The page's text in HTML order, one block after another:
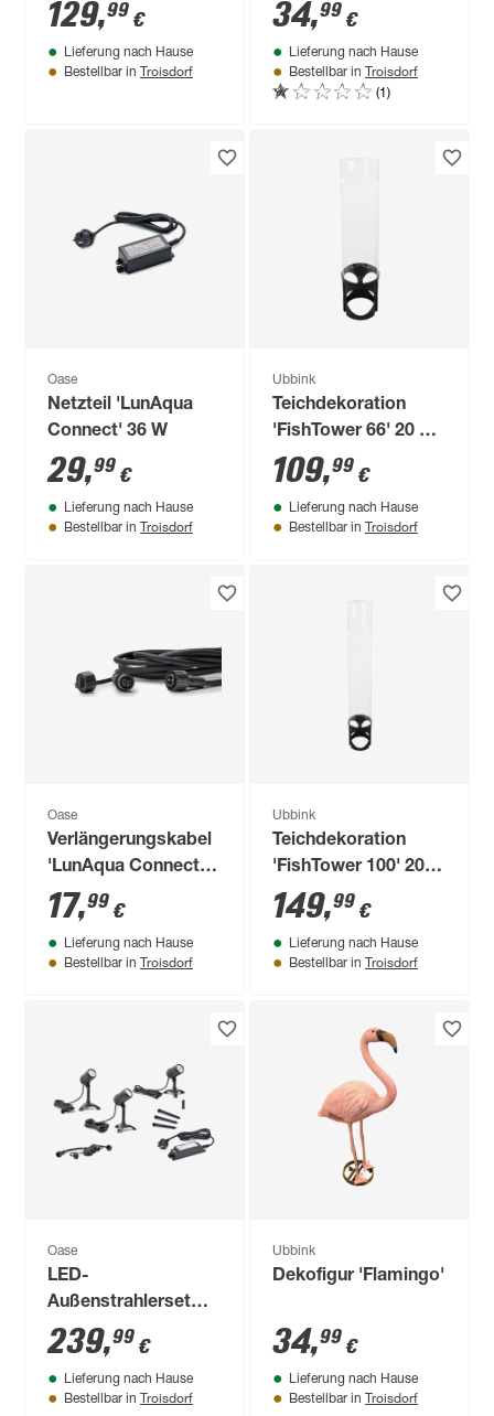
129,99 €
Lieferung nach Hause
Bestellbar in Troisdorf
34,99 €
Lieferung nach Hause
Bestellbar in Troisdorf
(1)
Oase
Netzteil 'LunAqua
Connect' 36 W
29,99 €
Lieferung nach Hause
Bestellbar in Troisdorf
Ubbink
Teichdekoration
'FishTower 66' 20 x
20 x 86 cm
109,99 €
Lieferung nach Hause
Bestellbar in Troisdorf
Oase
Verlängerungskabel
'LunAqua Connect'
warmweiß 5 m
17,99 €
Lieferung nach Hause
Bestellbar in Troisdorf
Ubbink
Teichdekoration
'FishTower 100' 20 x
20 x 120 cm
149,99 €
Lieferung nach Hause
Bestellbar in Troisdorf
Oase
LED-
Außenstrahlerset
'LunAqua Connect'
12 W 250 lm
warmweiß IP 68, IP
67 Ø 6,1 x 9,8 cm
239,99 €
Lieferung nach Hause
Bestellbar in Troisdorf
Ubbink
Dekofigur 'Flamingo'
34,99 €
Lieferung nach Hause
Bestellbar in Troisdorf